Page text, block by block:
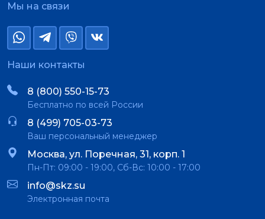
Мы на связи
Наши контакты
8 (800) 550-15-73
Бесплатно по всей России
8 (499) 705-03-73
Ваш персональный менеджер
Москва, ул. Поречная, 31, корп. 1
Пн-Пт: 09:00 - 19:00, Сб-Вс: 10:00 - 17:00
info@skz.su
Электронная почта